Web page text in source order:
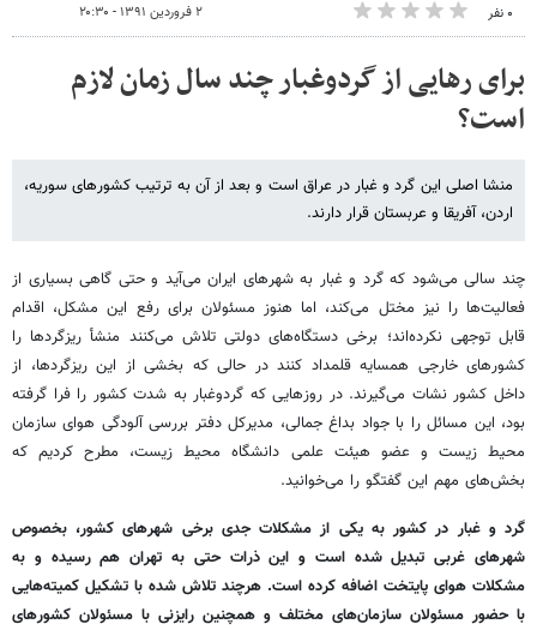
۰ نفر ۲ فروردین ۱۳۹۱ - ۲۰:۳۰
برای رهایی از گردوغبار چند سال زمان لازم
است؟
منشا اصلی این گرد و غبار در عراق است و بعد از آن به ترتیب کشورهای سوریه،
اردن، آفریقا و عربستان قرار دارند.
چند سالی می‌شود که گرد و غبار به شهرهای ایران می‌آید و حتی گاهی بسیاری از
فعالیت‌ها را نیز مختل می‌کند، اما هنوز مسئولان برای رفع این مشکل، اقدام
قابل توجهی نکرده‌اند؛ برخی دستگاه‌های دولتی تلاش می‌کنند منشأ ریزگردها را
کشورهای خارجی همسایه قلمداد کنند در حالی که بخشی از این ریزگردها، از
داخل کشور نشات می‌گیرند. در روزهایی که گردوغبار به شدت کشور را فرا گرفته
بود، این مسائل را با جواد بداغ جمالی، مدیرکل دفتر بررسی آلودگی هوای سازمان
محیط زیست و عضو هیئت علمی دانشگاه محیط زیست، مطرح کردیم که
بخش‌های مهم این گفتگو را می‌خوانید.
گرد و غبار در کشور به یکی از مشکلات جدی برخی شهرهای کشور، بخصوص
شهرهای غربی تبدیل شده است و این ذرات حتی به تهران هم رسیده و به
مشکلات هوای پایتخت اضافه کرده است. هرچند تلاش شده با تشکیل کمیته‌هایی
با حضور مسئولان سازمان‌های مختلف و همچنین رایزنی با مسئولان کشورهای